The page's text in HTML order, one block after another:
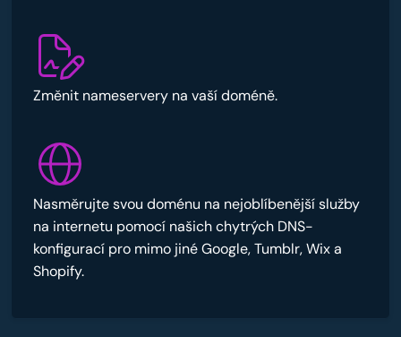
Změnit nameservery na vaší doméně.
Nasměrujte svou doménu na nejoblíbenější služby
na internetu pomocí našich chytrých DNS-
konfigurací pro mimo jiné Google, Tumblr, Wix a
Shopify.